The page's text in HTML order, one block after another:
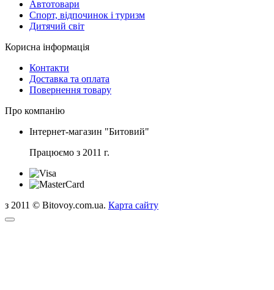
Автотовари
Спорт, відпочинок і туризм
Дитячий світ
Корисна інформація
Контакти
Доставка та оплата
Повернення товару
Про компанію
Інтернет-магазин "Битовий"
Працюємо з 2011 г.
з 2011 © Bitovoy.com.ua. Карта сайту